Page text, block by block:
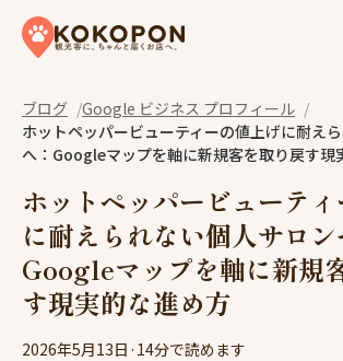
Skip to content
ブログ
Google ビジネス プロフィール
ホットペッパービューティーの値上げに耐え
へ：Googleマップを軸に新規客を取り戻す現
ホットペッパービューテ
に耐えられない個人サロン
Googleマップを軸に新規
す現実的な進め方
2026年5月13日 · 14分で読めます